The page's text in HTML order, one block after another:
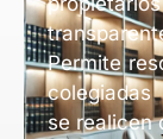
Permite
se realicen